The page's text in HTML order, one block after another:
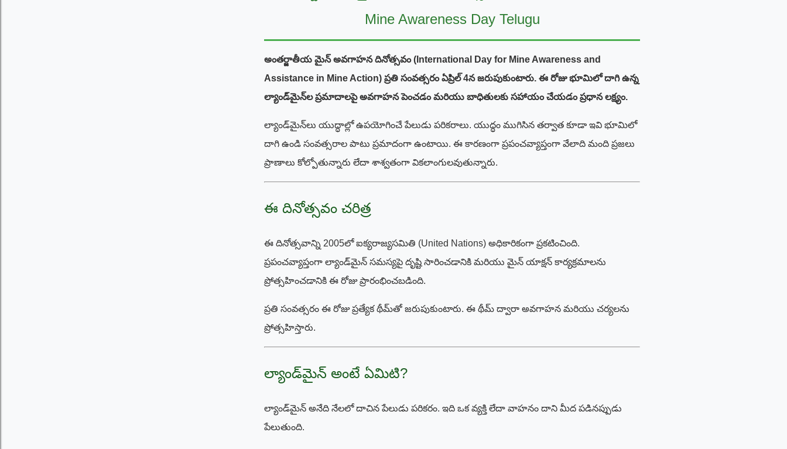
Mine Awareness Day Telugu
అంతర్జాతీయ మైన్ అవగాహన దినోత్సవం (International Day for Mine Awareness and
Assistance in Mine Action) ప్రతి సంవత్సరం ఏప్రిల్ 4న జరుపుకుంటారు. ఈ రోజు భూమిలో దాగి ఉన్న
ల్యాండ్‌మైన్‌ల ప్రమాదాలపై అవగాహన పెంచడం మరియు బాధితులకు సహాయం చేయడం ప్రధాన లక్ష్యం.
ల్యాండ్‌మైన్‌లు యుద్ధాల్లో ఉపయోగించే పేలుడు పరికరాలు. యుద్ధం ముగిసిన తర్వాత కూడా ఇవి భూమిలో
దాగి ఉండి సంవత్సరాల పాటు ప్రమాదంగా ఉంటాయి. ఈ కారణంగా ప్రపంచవ్యాప్తంగా వేలాది మంది ప్రజలు
ప్రాణాలు కోల్పోతున్నారు లేదా శాశ్వతంగా వికలాంగులవుతున్నారు.
ఈ దినోత్సవం చరిత్ర
ఈ దినోత్సవాన్ని 2005లో ఐక్యరాజ్యసమితి (United Nations) అధికారికంగా ప్రకటించింది.
ప్రపంచవ్యాప్తంగా ల్యాండ్‌మైన్ సమస్యపై దృష్టి సారించడానికి మరియు మైన్ యాక్షన్ కార్యక్రమాలను
ప్రోత్సహించడానికి ఈ రోజు ప్రారంభించబడింది.
ప్రతి సంవత్సరం ఈ రోజు ప్రత్యేక థీమ్‌తో జరుపుకుంటారు. ఈ థీమ్ ద్వారా అవగాహన మరియు చర్యలను
ప్రోత్సహిస్తారు.
ల్యాండ్‌మైన్ అంటే ఏమిటి?
ల్యాండ్‌మైన్ అనేది నేలలో దాచిన పేలుడు పరికరం. ఇది ఒక వ్యక్తి లేదా వాహనం దాని మీద పడినప్పుడు
పేలుతుంది.